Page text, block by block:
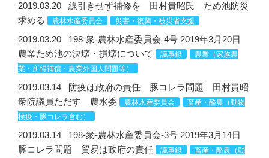
2019.03.20
線引きせず補修を 田村貴昭氏 ため池防災
求める
農林水産委員会 災害・復興・被災者支援
2019.03.20
198-衆-農林水産委員会-4号 2019年3月20日
農業ため池の決壊・損壊について
議事録
農業（家族農
業・所得補償・農業外国人問題等）
2019.03.14
防疫は政府の責任 豚コレラ問題 田村貴昭
衆院議員ただす 農水委
農林水産委員会
畜産・酪農（動物
検疫・豚コレラ含む）
2019.03.14
198-衆-農林水産委員会-3号 2019年3月14日
豚コレラ問題 貿易は政府の責任
議事録
畜産・酪農（動